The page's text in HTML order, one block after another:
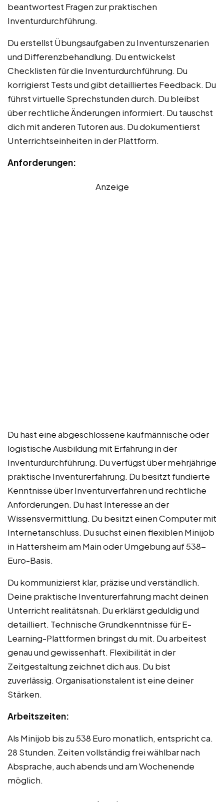
beantwortest Fragen zur praktischen
Inventurdurchführung.
Du erstellst Übungsaufgaben zu Inventurszenarien
und Differenzbehandlung. Du entwickelst
Checklisten für die Inventurdurchführung. Du
korrigierst Tests und gibt detailliertes Feedback. Du
führst virtuelle Sprechstunden durch. Du bleibst
über rechtliche Änderungen informiert. Du tauschst
dich mit anderen Tutoren aus. Du dokumentierst
Unterrichtseinheiten in der Plattform.
Anforderungen:
Anzeige
Du hast eine abgeschlossene kaufmännische oder
logistische Ausbildung mit Erfahrung in der
Inventurdurchführung. Du verfügst über mehrjährige
praktische Inventurerfahrung. Du besitzt fundierte
Kenntnisse über Inventurverfahren und rechtliche
Anforderungen. Du hast Interesse an der
Wissensvermittlung. Du besitzt einen Computer mit
Internetanschluss. Du suchst einen flexiblen Minijob
in Hattersheim am Main oder Umgebung auf 538-
Euro-Basis.
Du kommunizierst klar, präzise und verständlich.
Deine praktische Inventurerfahrung macht deinen
Unterricht realitätsnah. Du erklärst geduldig und
detailliert. Technische Grundkenntnisse für E-
Learning-Plattformen bringst du mit. Du arbeitest
genau und gewissenhaft. Flexibilität in der
Zeitgestaltung zeichnet dich aus. Du bist
zuverlässig. Organisationstalent ist eine deiner
Stärken.
Arbeitszeiten:
Als Minijob bis zu 538 Euro monatlich, entspricht ca.
28 Stunden. Zeiten vollständig frei wählbar nach
Absprache, auch abends und am Wochenende
möglich.